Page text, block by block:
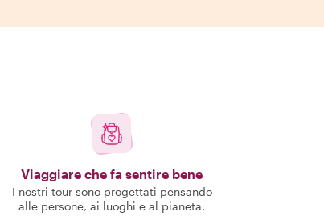
Viaggiare che fa sentire bene
I nostri tour sono progettati pensando
alle persone, ai luoghi e al pianeta.